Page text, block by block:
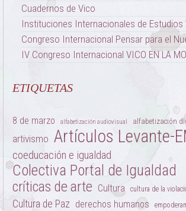
Cuadernos de Vico
Instituciones Internacionales de Estudios
Congreso Internacional Pensar para el
IV Congreso Internacional VICO EN LA
ETIQUETAS
8 de marzo alfabetización audiovisual alfabetización
artivismo Artículos Levante-
coeducación e igualdad
Colectiva Portal de Igualdad
críticas de arte Cultura cultura de la
Cultura de Paz derechos humanos